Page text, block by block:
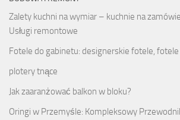
Zalety kuchni na wymiar – kuchnie na
Usługi remontowe
Fotele do gabinetu: designerskie fotele,
plotery tnące
Jak zaaranżować balkon w bloku?
Oringi w Przemyśle: Kompleksowy